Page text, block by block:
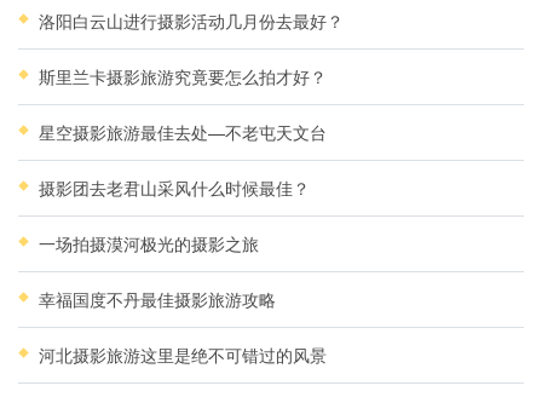
洛阳白云山进行摄影活动几月份去最好？
斯里兰卡摄影旅游究竟要怎么拍才好？
星空摄影旅游最佳去处—不老屯天文台
摄影团去老君山采风什么时候最佳？
一场拍摄漠河极光的摄影之旅
幸福国度不丹最佳摄影旅游攻略
河北摄影旅游这里是绝不可错过的风景